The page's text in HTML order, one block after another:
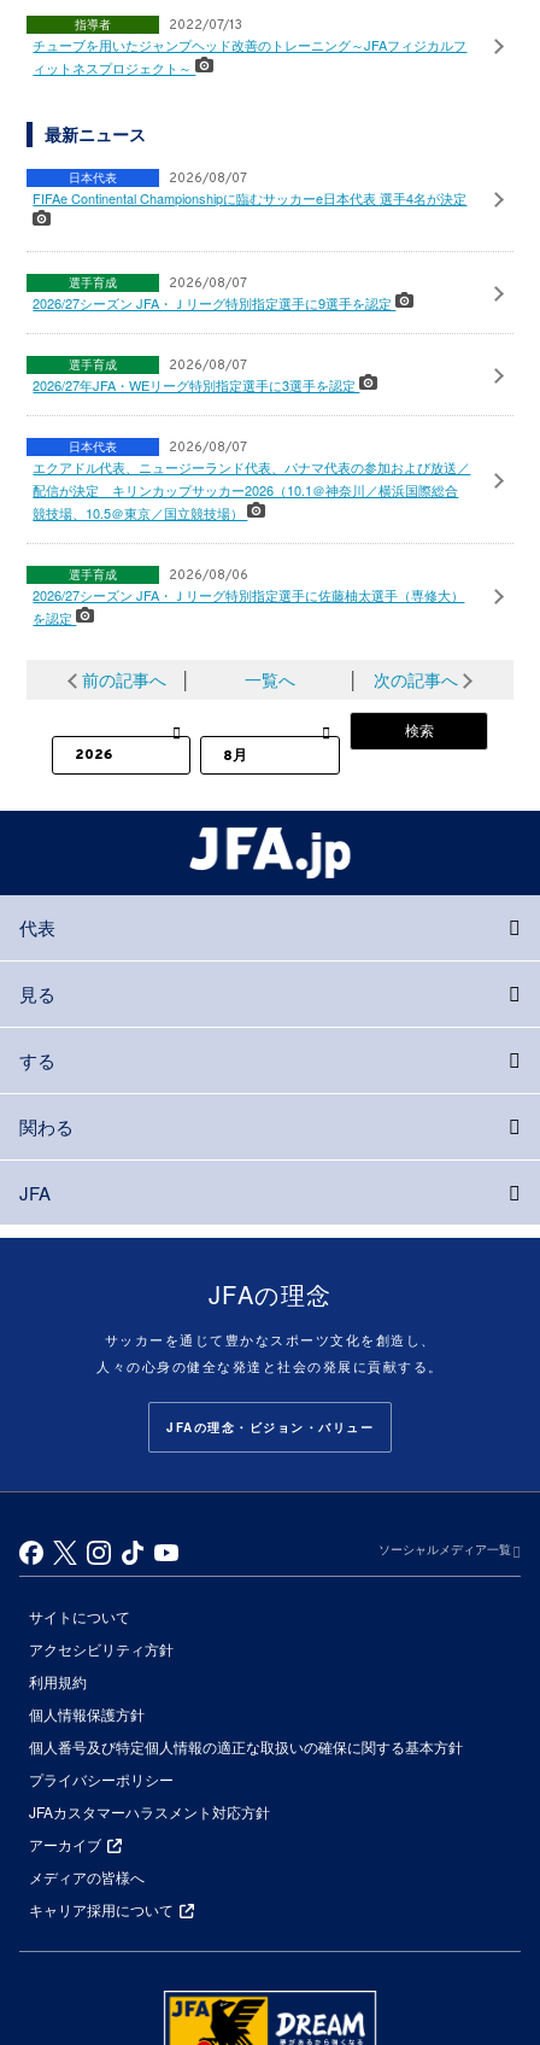
指導者 2022/07/13
チューブを用いたジャンプヘッド改善のトレーニング～JFAフィジカルフ
ィットネスプロジェクト～
最新ニュース
日本代表 2026/08/07
FIFAe Continental Championshipに臨むサッカーe日本代表 選手4名が決定
選手育成 2026/08/07
2026/27シーズン JFA・Ｊリーグ特別指定選手に9選手を認定
選手育成 2026/08/07
2026/27年JFA・WEリーグ特別指定選手に3選手を認定
日本代表 2026/08/07
エクアドル代表、ニュージーランド代表、パナマ代表の参加および放送／
配信が決定 キリンカップサッカー2026（10.1＠神奈川／横浜国際総合
競技場、10.5＠東京／国立競技場）
選手育成 2026/08/06
2026/27シーズン JFA・Ｊリーグ特別指定選手に佐藤柚太選手（専修大）
を認定
前の記事へ 一覧へ 次の記事へ
代表
見る
する
関わる
JFA
JFAの理念
サッカーを通じて豊かなスポーツ文化を創造し、
人々の心身の健全な発達と社会の発展に貢献する。
JFAの理念・ビジョン・バリュー
ソーシャルメディア一覧
サイトについて
アクセシビリティ方針
利用規約
個人情報保護方針
個人番号及び特定個人情報の適正な取扱いの確保に関する基本方針
プライバシーポリシー
JFAカスタマーハラスメント対応方針
アーカイブ
メディアの皆様へ
キャリア採用について